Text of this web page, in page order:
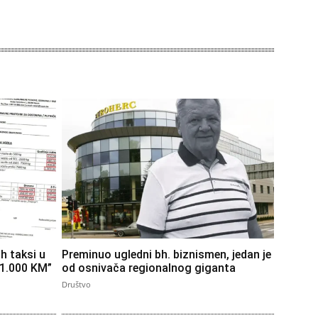
taksi u
KM”
Preminuo ugledni bh. biznismen, jedan je
od osnivača regionalnog giganta
Društvo